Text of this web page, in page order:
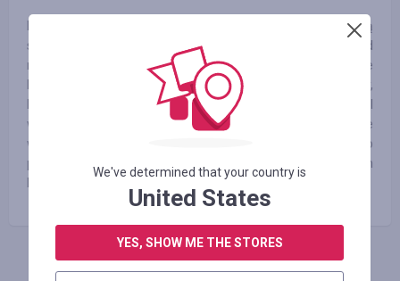
Nasz zespół tworzą młodzi, aktywni ludzie, którzy łączą
swoją pasję do sportu ze specjalistyczną wiedzą. Są wśród
nich zarówno kolekcjonerzy, którzy doskonale znają kolekcje
Nike Sportswear i adidas Originals, jak i aktywni sportowcy,
którzy testują na treningach niemal każdy nowy model
wspomnianych marek. Jako zespół jesteśmy na bieżąco ze
wszystkimi modowymi i technologicznymi nowinkami, jako
pierwsi staramy się przekazywać swoją wiedzę naszym
INICIE SESIÓN PARA DEJAR UNA RESEÑA
We've determined that your country is
United States
YES, SHOW ME THE STORES